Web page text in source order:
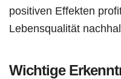
positiven Effekten
Lebensqualität
Wichtige